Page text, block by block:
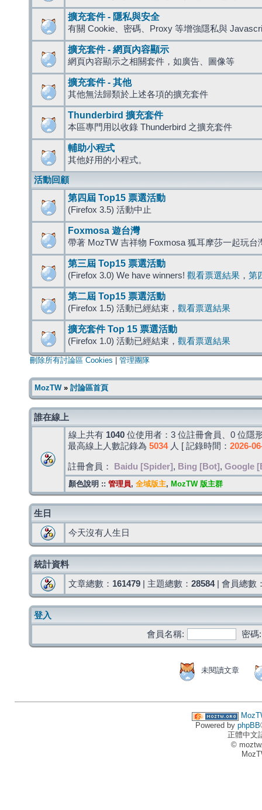
擴充套件 - 隱私與安全
有關 Cookie、密碼、Proxy 等增強隱私與
擴充套件 - 網頁內容顯示
網頁內容顯示之相關套件，如廣告、圖像等
擴充套件 - 其他
其他無法歸類於上述各項的擴充套件
Thunderbird 擴充套件
本區專門用以收錄 Thunderbird 之擴充套件
輔助小程式
其他好用的小程式。
活動回顧
第四屆 Top15 票選活動
(Firefox 3.5) 活動中止
Foxmosa 遊台灣
帶著 MozTW 吉祥物 Foxmosa 狐耳摩莎一起玩台
第三屆 Top15 票選活動
(Firefox 3.0) We have winners! 觀看票選結果 ， 第
第二屆 Top15 票選活動
(Firefox 1.5) 活動已經結束， 觀看票選結果
擴充套件 Top 15 票選活動
(Firefox 1.0) 活動已經結束， 觀看票選結果
刪除所有討論區 Cookies 管理團隊
MozTW» 討論區首頁
誰在線上
線上共有 1040 位使用者：3 位註冊會員、0 位隱
最高線上人數記錄為 5034人 [ 記錄時間： 2026-
註冊會員： Baidu [Spider] , Bing [Bot] , Google
顏色說明 :: 管理員, 全域版主, MozTW 版主群
生日
今天沒有人生日
統計資料
文章總數： 161479 | 主題總數： 28584| 會員總數
登入
會員名稱:
密碼:
未閱讀文章
Powered by phpBB
正體中文
©